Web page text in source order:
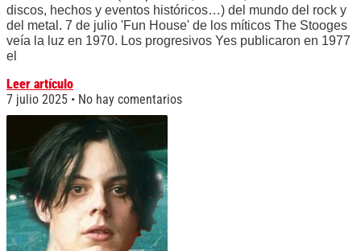
discos, hechos y eventos históricos…) del mundo del rock y
del metal. 7 de julio 'Fun House' de los míticos The Stooges
veía la luz en 1970. Los progresivos Yes publicaron en 1977
el
Leer artículo
7 julio 2025
No hay comentarios